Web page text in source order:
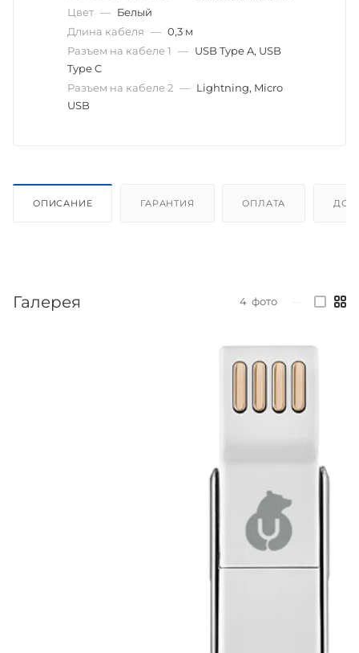
Цвет — Белый
Длина кабеля — 0,3 м
Разъем на кабеле 1
— USB Type A, USB
Type C
Разъем на кабеле 2 — Lightning, Micro
USB
ОПИСАНИЕ ГАРАНТИЯ ОПЛАТА
Галерея 4 фото